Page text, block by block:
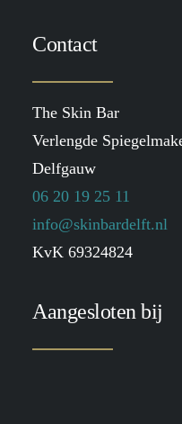
Contact
The Skin Bar
Verlengde
Delfgauw
06 20 19 25 11
info@skinbardelft.nl
KvK 69324824
Aangesloten bij